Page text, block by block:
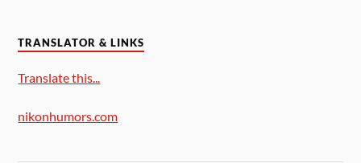
TRANSLATOR & LINKS
Translate this...
nikonhumors.com